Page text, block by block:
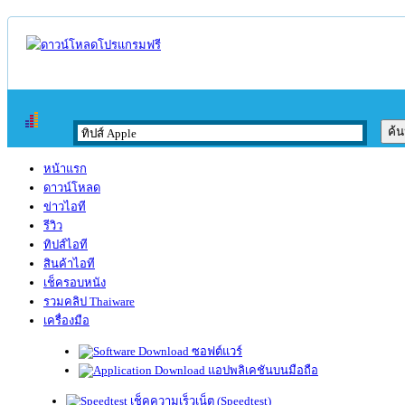
หน้าแรก
ดาวน์โหลด
ข่าวไอที
รีวิว
ทิปส์ไอที
สินค้าไอที
เช็ครอบหนัง
รวมคลิป Thaiware
เครื่องมือ
ซอฟต์แวร์
แอปพลิเคชันบนมือถือ
เช็คความเร็วเน็ต (Speedtest)